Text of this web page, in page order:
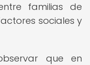
familias de
sociales y
que en